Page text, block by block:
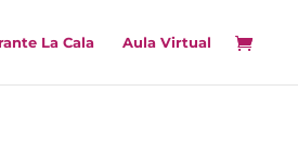
La Cala Aula Virtual